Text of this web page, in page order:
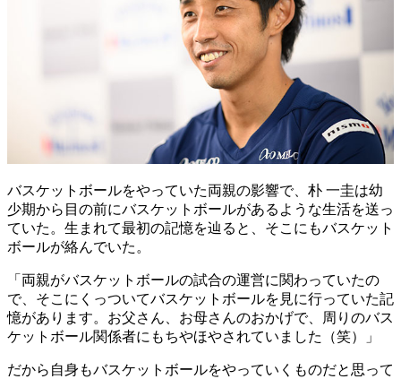
バスケットボールをやっていた両親の影響で、朴 一圭は幼
少期から目の前にバスケットボールがあるような生活を送っ
ていた。生まれて最初の記憶を辿ると、そこにもバスケット
ボールが絡んでいた。
「両親がバスケットボールの試合の運営に関わっていたの
で、そこにくっついてバスケットボールを見に行っていた記
憶があります。お父さん、お母さんのおかげで、周りのバス
ケットボール関係者にもちやほやされていました（笑）」
だから自身もバスケットボールをやっていくものだと思って